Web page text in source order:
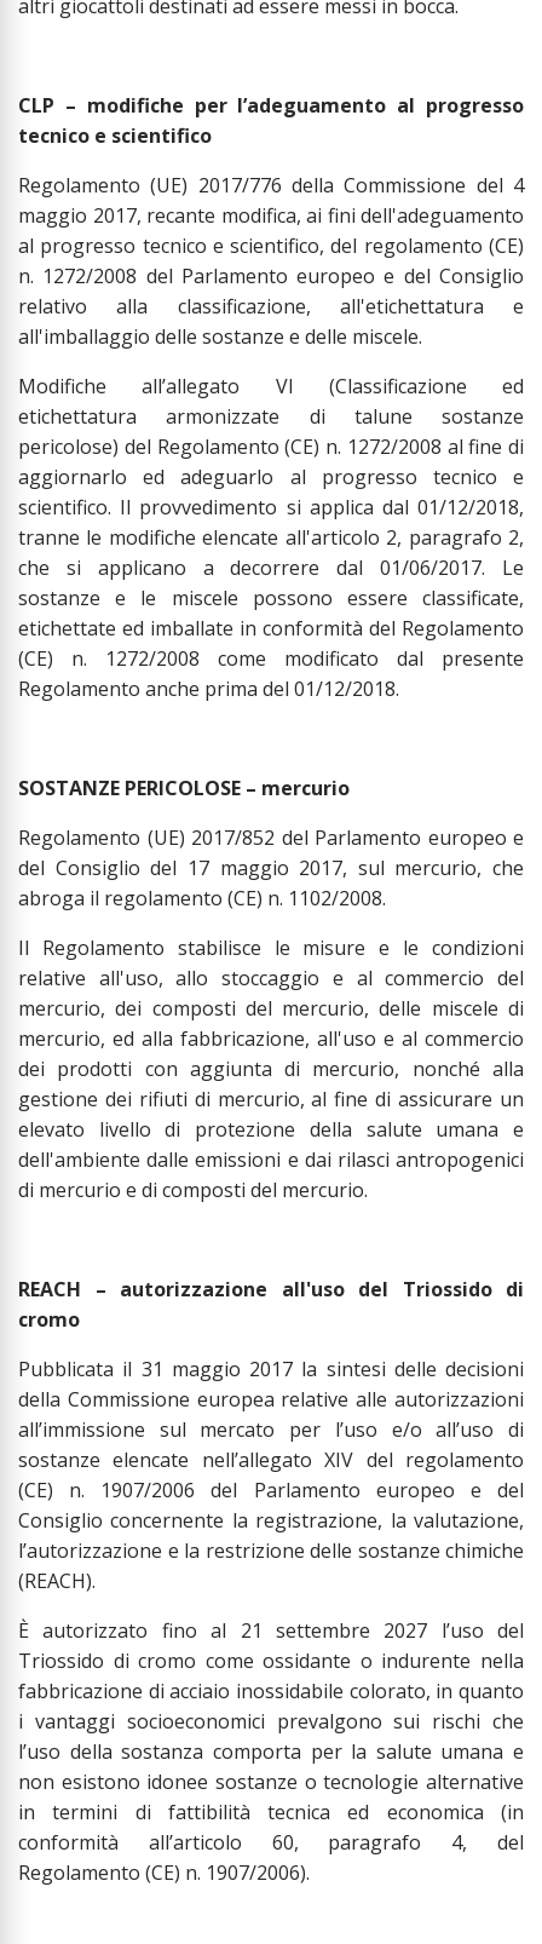
altri giocattoli destinati ad essere messi in bocca.
CLP – modifiche per l’adeguamento al progresso
tecnico e scientifico
Regolamento (UE) 2017/776 della Commissione del 4
maggio 2017, recante modifica, ai fini dell'adeguamento
al progresso tecnico e scientifico, del regolamento (CE)
n. 1272/2008 del Parlamento europeo e del Consiglio
relativo alla classificazione, all'etichettatura e
all'imballaggio delle sostanze e delle miscele.
Modifiche all’allegato VI (Classificazione ed
etichettatura armonizzate di talune sostanze
pericolose) del Regolamento (CE) n. 1272/2008 al fine di
aggiornarlo ed adeguarlo al progresso tecnico e
scientifico. Il provvedimento si applica dal 01/12/2018,
tranne le modifiche elencate all'articolo 2, paragrafo 2,
che si applicano a decorrere dal 01/06/2017. Le
sostanze e le miscele possono essere classificate,
etichettate ed imballate in conformità del Regolamento
(CE) n. 1272/2008 come modificato dal presente
Regolamento anche prima del 01/12/2018.
SOSTANZE PERICOLOSE – mercurio
Regolamento (UE) 2017/852 del Parlamento europeo e
del Consiglio del 17 maggio 2017, sul mercurio, che
abroga il regolamento (CE) n. 1102/2008.
Il Regolamento stabilisce le misure e le condizioni
relative all'uso, allo stoccaggio e al commercio del
mercurio, dei composti del mercurio, delle miscele di
mercurio, ed alla fabbricazione, all'uso e al commercio
dei prodotti con aggiunta di mercurio, nonché alla
gestione dei rifiuti di mercurio, al fine di assicurare un
elevato livello di protezione della salute umana e
dell'ambiente dalle emissioni e dai rilasci antropogenici
di mercurio e di composti del mercurio.
REACH – autorizzazione all'uso del Triossido di
cromo
Pubblicata il 31 maggio 2017 la sintesi delle decisioni
della Commissione europea relative alle autorizzazioni
all’immissione sul mercato per l’uso e/o all’uso di
sostanze elencate nell’allegato XIV del regolamento
(CE) n. 1907/2006 del Parlamento europeo e del
Consiglio concernente la registrazione, la valutazione,
l’autorizzazione e la restrizione delle sostanze chimiche
(REACH).
È autorizzato fino al 21 settembre 2027 l’uso del
Triossido di cromo come ossidante o indurente nella
fabbricazione di acciaio inossidabile colorato, in quanto
i vantaggi socioeconomici prevalgono sui rischi che
l’uso della sostanza comporta per la salute umana e
non esistono idonee sostanze o tecnologie alternative
in termini di fattibilità tecnica ed economica (in
conformità all’articolo 60, paragrafo 4, del
Regolamento (CE) n. 1907/2006).